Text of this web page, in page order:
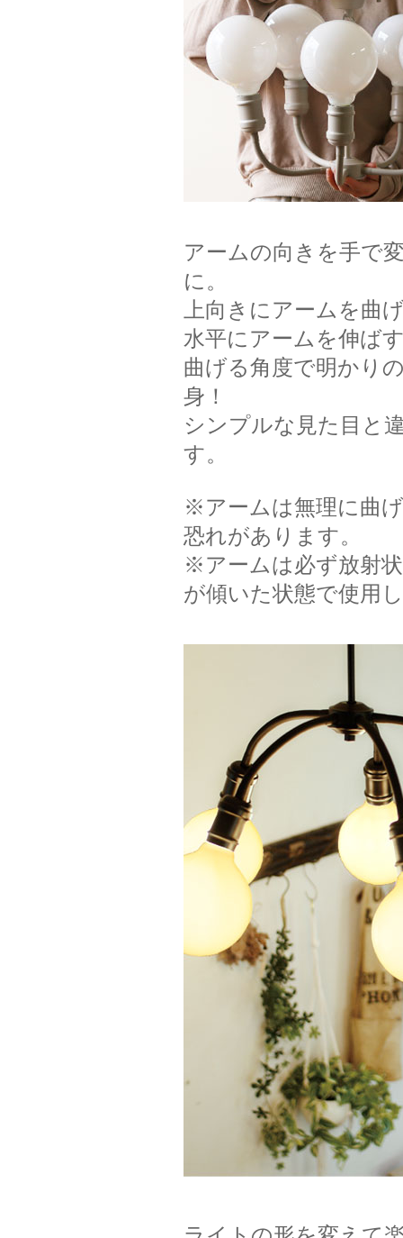
アームの向きを手で
に。
上向きにアームを曲
水平にアームを伸ば
曲げる角度で明かり
身！
シンプルな見た目と
す。
※アームは無理に曲
恐れがあります。
※アームは必ず放射
が傾いた状態で使用